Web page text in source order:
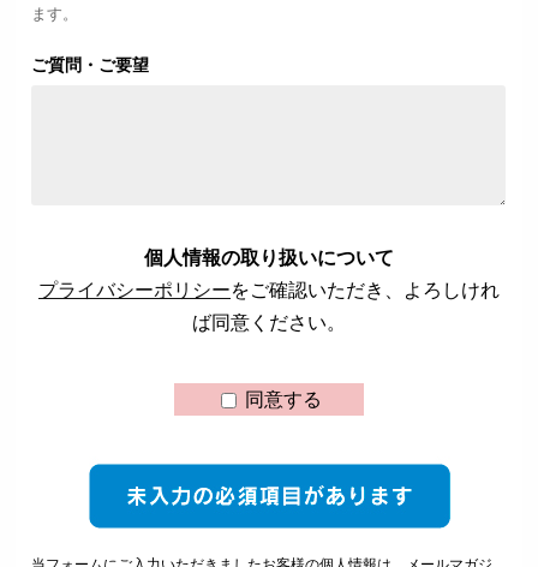
ます。
ご質問・ご要望
個人情報の取り扱いについて
プライバシーポリシーをご確認いただき、よろしけれ
ば同意ください。
同意する